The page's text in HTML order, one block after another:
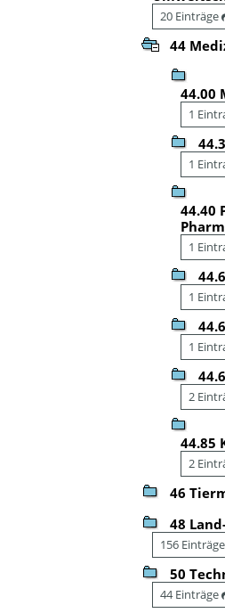
20 Einträge
44
44.00
1
1
44.40
1
1
1
2
44.85
2
46
48
156 Einträge
50
44 Einträge